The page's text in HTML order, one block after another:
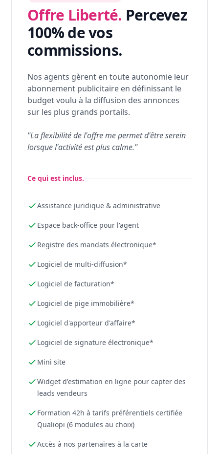
Offre Liberté. Percevez
100% de vos
commissions.
Nos agents gèrent en toute autonomie leur
abonnement publicitaire en définissant le
budget voulu à la diffusion des annonces
sur les plus grands portails.
"La flexibilité de l'offre me permet d'être serein
lorsque l'activité est plus calme."
Ce qui est inclus.
Assistance juridique & administrative
Espace back-office pour l'agent
Registre des mandats électronique*
Logiciel de multi-diffusion*
Logiciel de facturation*
Logiciel de pige immobilière*
Logiciel d'apporteur d'affaire*
Logiciel de signature électronique*
Mini site
Widget d'estimation en ligne pour capter des
leads vendeurs
Formation 42h à tarifs préférentiels certifiée
Qualiopi (6 modules au choix)
Accès à nos partenaires à la carte